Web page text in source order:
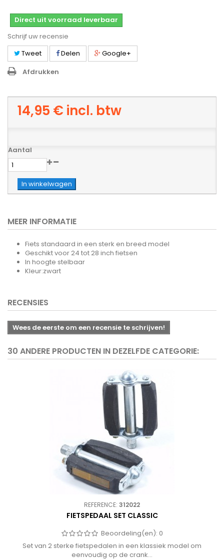
Direct uit voorraad leverbaar
Schrijf uw recensie
Tweet
Delen
Google+
Afdrukken
14,95 € incl. btw
Aantal
In winkelwagen
MEER INFORMATIE
Fiets standaard in een sterk en breed model
Geschikt voor 24 tot 28 inch fietsen
In hoogte stelbaar
Kleur:zwart
RECENSIES
Wees de eerste om een recensie te schrijven!
30 ANDERE PRODUCTEN IN DEZELFDE CATEGORIE:
REFERENCE: 312022
FIETSPEDAAL SET CLASSIC
Beoordeling(en): 0
Set van 2 sterke fietspedalen in een klassiek model om
eenvoudig op de crank...